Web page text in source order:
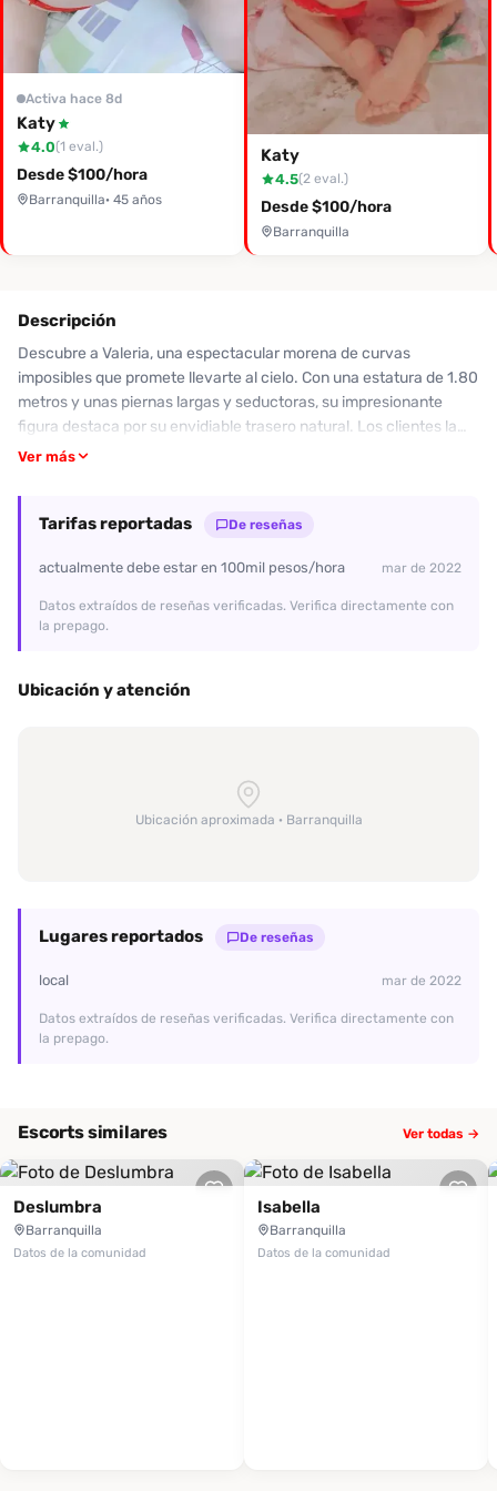
Activa hace 8d
Katy
4.0(1 eval.)
Desde $100/hora
Barranquilla· 45 años
Katy
4.5(2 eval.)
Desde $100/hora
Barranquilla
Descripción
Descubre a Valeria, una espectacular morena de curvas
imposibles que promete llevarte al cielo. Con una estatura de 1.80
metros y unas piernas largas y seductoras, su impresionante
figura destaca por su envidiable trasero natural. Los clientes la
elogian por su impecable higiene y aseo, además de su trato
sexo oral, asegura cumplir con todos tus fetiches y deseos en
diferentes posiciones. Las reseñas no mienten: su cuerpo es aún
8 sobre 10, destacándose por su impresionante fondo. No te
quedes con las ganas, Valeria te espera para brindarte la
experiencia que mereces. Contáctala y prepárate para disfrutar
Ver más
Tarifas reportadas De reseñas
actualmente debe estar en 100mil pesos/hora mar de 2022
Datos extraídos de reseñas verificadas. Verifica directamente con
la prepago.
Ubicación y atención
Ubicación aproximada · Barranquilla
Lugares reportados De reseñas
local mar de 2022
Datos extraídos de reseñas verificadas. Verifica directamente con
la prepago.
Escorts similares Ver todas →
Deslumbra
Barranquilla
Datos de la comunidad
Isabella
Barranquilla
Datos de la comunidad